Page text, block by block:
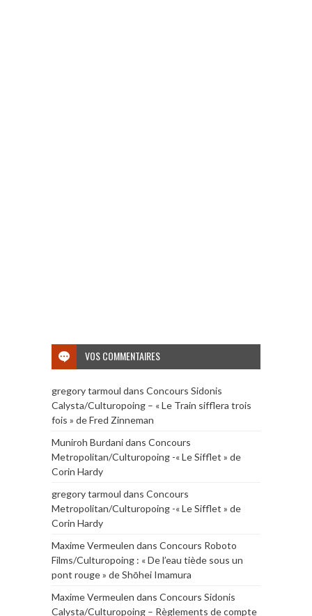
VOS COMMENTAIRES
gregory tarmoul dans Concours Sidonis
Calysta/Culturopoing – « Le Train sifflera trois
fois » de Fred Zinneman
Muniroh Burdanidans Concours
Metropolitan/Culturopoing -« Le Sifflet » de
Corin Hardy
gregory tarmoul dans Concours
Metropolitan/Culturopoing -« Le Sifflet » de
Corin Hardy
Maxime Vermeulen dans Concours Roboto
Films/Culturopoing : « De l’eau tiède sous un
pont rouge » de Shōhei Imamura
Maxime Vermeulen dans Concours Sidonis
Calysta/Culturopoing – Règlements de compte